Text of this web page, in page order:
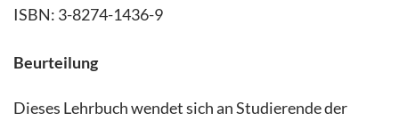
ISBN: 3-8274-1436-9
Beurteilung
Dieses Lehrbuch wendet sich an Studierende der